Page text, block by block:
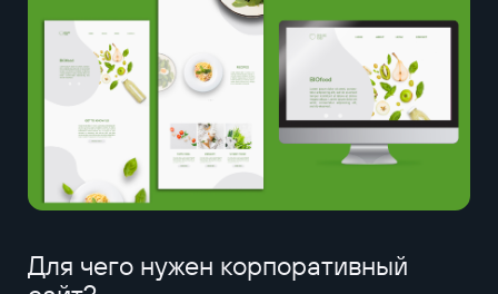
Для чего нужен корпоративный